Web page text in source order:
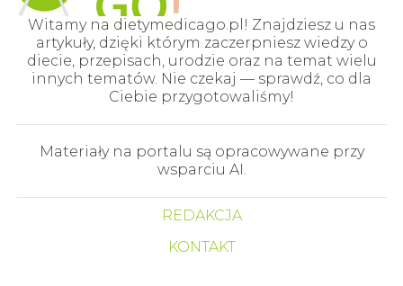
Witamy na dietymedicago.pl! Znajdziesz u nas
artykuły, dzięki którym zaczerpniesz wiedzy o
diecie, przepisach, urodzie oraz na temat wielu
innych tematów. Nie czekaj — sprawdź, co dla
Ciebie przygotowaliśmy!
Materiały na portalu są opracowywane przy
wsparciu AI.
REDAKCJA
KONTAKT